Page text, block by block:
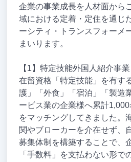
企業の事業成長を人材面から
域における定着・定住を通じ
ーシティ・トランスフォーメ
まいります。
【1】特定技能外国人紹介事業
在留資格「特定技能」を有す
護」「外食」「宿泊」「製造
ービス業の企業様へ累計
をマッチングしてきました。
関やブローカーを介在せず、
募集体制を構築することで、
「手数料」を支払わない形で